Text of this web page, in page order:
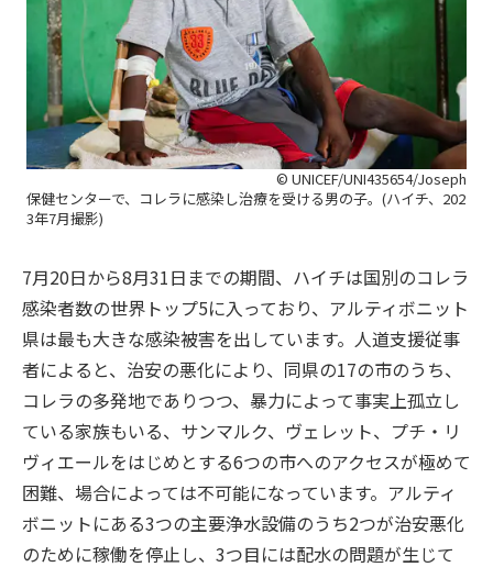
© UNICEF/UNI435654/Joseph
保健センターで、コレラに感染し治療を受ける男の子。(ハイチ、202
3年7月撮影)
7月20日から8月31日までの期間、ハイチは国別のコレラ
感染者数の世界トップ5に入っており、アルティボニット
県は最も大きな感染被害を出しています。人道支援従事
者によると、治安の悪化により、同県の17の市のうち、
コレラの多発地でありつつ、暴力によって事実上孤立し
ている家族もいる、サンマルク、ヴェレット、プチ・リ
ヴィエールをはじめとする6つの市へのアクセスが極めて
困難、場合によっては不可能になっています。アルティ
ボニットにある3つの主要浄水設備のうち2つが治安悪化
のために稼働を停止し、3つ目には配水の問題が生じて